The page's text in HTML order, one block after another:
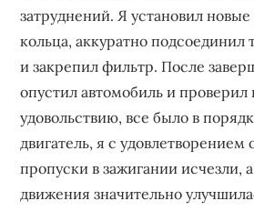
затруднений. Я установил
кольца, аккуратно
и закрепил фильтр. После
опустил автомобиль и
удовольствию, все было в
двигатель, я с удовлетворением
пропуски в зажигании исчезли,
движения значительно